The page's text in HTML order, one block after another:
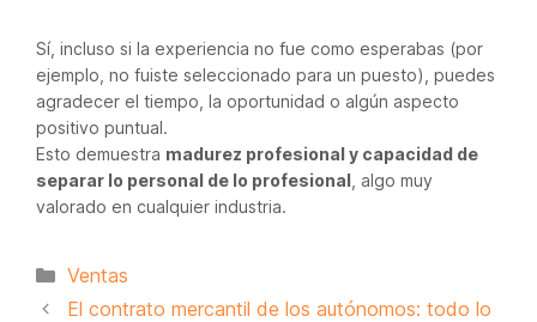
Sí, incluso si la experiencia no fue como esperabas (por
ejemplo, no fuiste seleccionado para un puesto), puedes
agradecer el tiempo, la oportunidad o algún aspecto
positivo puntual.
Esto demuestra madurez profesional y capacidad de
separar lo personal de lo profesional , algo muy
valorado en cualquier industria.
Categorías
Ventas
El contrato mercantil de los autónomos: todo lo